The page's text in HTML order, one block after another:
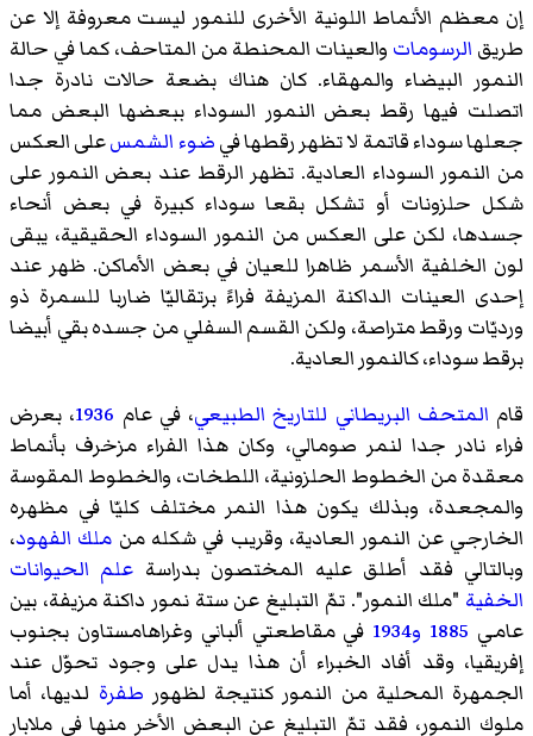
إن معظم الأنماط اللونية الأخرى للنمور ليست معروفة إلا عن
طريق الرسومات والعينات المحنطة من المتاحف، كما في حالة
النمور البيضاء والمهقاء. كان هناك بضعة حالات نادرة جدا
اتصلت فيها رقط بعض النمور السوداء ببعضها البعض مما
جعلها سوداء قاتمة لا تظهر رقطها فيضوء الشمسعلى العكس
من النمور السوداء العادية. تظهر الرقط عند بعض النمور على
شكل حلزونات أو تشكل بقعا سوداء كبيرة في بعض أنحاء
جسدها، لكن على العكس من النمور السوداء الحقيقية، يبقى
لون الخلفية الأسمر ظاهرا للعيان في بعض الأماكن. ظهر عند
إحدى العينات الداكنة المزيفة فراءً برتقاليّا ضاربا للسمرة ذو
ورديّات ورقط متراصة، ولكن القسم السفلي من جسده بقي أبيضا
برقط سوداء، كالنمور العادية.
قام المتحف البريطاني للتاريخ الطبيعي، في عام 1936، بعرض
فراء نادر جدا لنمر صومالي، وكان هذا الفراء مزخرف بأنماط
معقدة من الخطوط الحلزونية، اللطخات، والخطوط المقوسة
والمجعدة، وبذلك يكون هذا النمر مختلف كليّا في مظهره
الخارجي عن النمور العادية، وقريب في شكله من ملك الفهود،
وبالتالي فقد أطلق عليه المختصون بدراسة علم الحيوانات
الخفية "ملك النمور". تمّ التبليغ عن ستة نمور داكنة مزيفة، بين
عامي 1885 و1934
في مقاطعتي ألباني وغراهامستاون بجنوب
إفريقيا، وقد أفاد الخبراء أن هذا يدل على وجود تحوّل عند
الجمهرة المحلية من النمور كنتيجة لظهور طفرة لديها، أما
ملوك النمور، فقد تمّ التبليغ عن البعض الأخر منها في ملابار